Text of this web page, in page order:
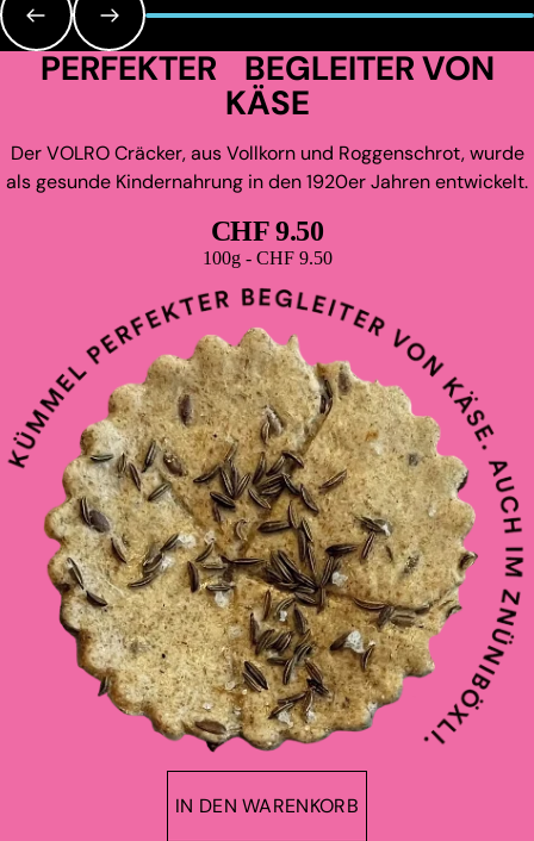
PERFEKTER BEGLEITER VON
KÄSE
Der VOLRO Cräcker, aus Vollkorn und Roggenschrot, wurde
als gesunde Kindernahrung in den 1920er Jahren entwickelt.
CHF 9.50
Grundpreis
100g - CHF 9.50
IN DEN WARENKORB